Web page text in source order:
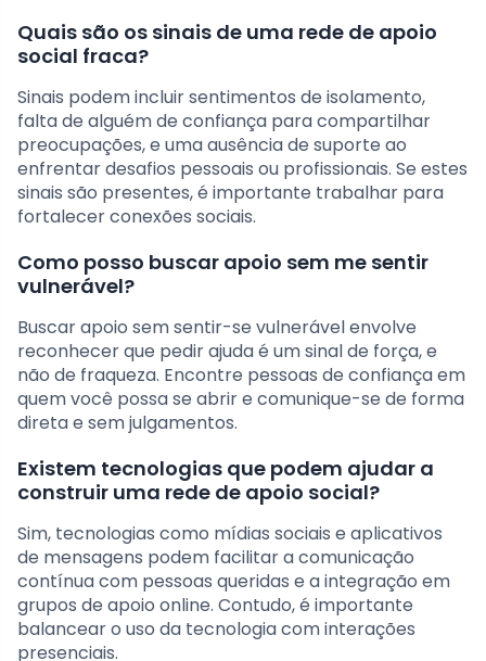
Quais são os sinais de uma rede de apoio
social fraca?
Sinais podem incluir sentimentos de isolamento,
falta de alguém de confiança para compartilhar
preocupações, e uma ausência de suporte ao
enfrentar desafios pessoais ou profissionais. Se estes
sinais são presentes, é importante trabalhar para
fortalecer conexões sociais.
Como posso buscar apoio sem me sentir
vulnerável?
Buscar apoio sem sentir-se vulnerável envolve
reconhecer que pedir ajuda é um sinal de força, e
não de fraqueza. Encontre pessoas de confiança em
quem você possa se abrir e comunique-se de forma
direta e sem julgamentos.
Existem tecnologias que podem ajudar a
construir uma rede de apoio social?
Sim, tecnologias como mídias sociais e aplicativos
de mensagens podem facilitar a comunicação
contínua com pessoas queridas e a integração em
grupos de apoio online. Contudo, é importante
balancear o uso da tecnologia com interações
presenciais.